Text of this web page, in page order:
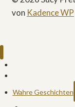
von Kadence WP
Wahre Geschichten